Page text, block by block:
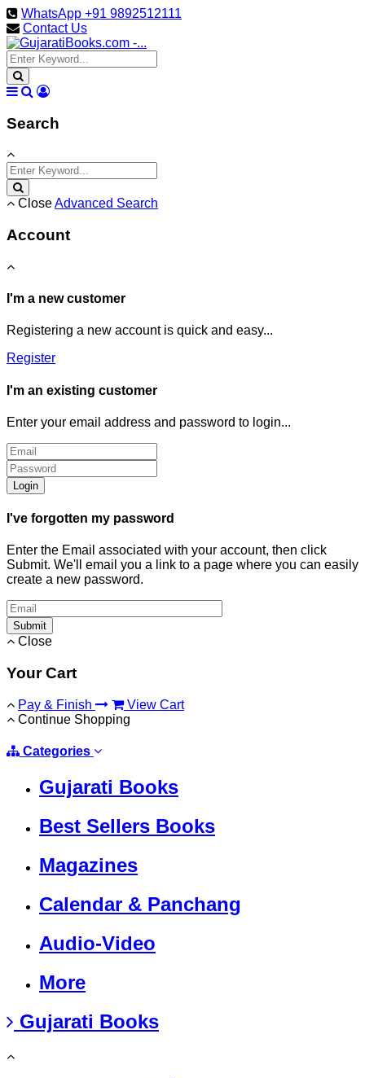
WhatsApp +91 9892512111
Contact Us
Search
CloseAdvanced Search
Account
I'm a new customer
Registering a new account is quick and easy...
Register
I'm an existing customer
Enter your email address and password to login...
Login
I've forgotten my password
Enter the Email associated with your account, then click
Submit. We'll email you a link to a page where you can easily
create a new password.
Submit
Close
Your Cart
Pay & Finish
View Cart
Continue Shopping
Categories
Gujarati Books
Best Sellers Books
Magazines
Calendar & Panchang
Audio-Video
More
Gujarati Books